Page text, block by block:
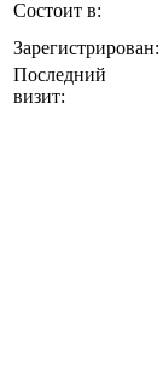
Состоит в:
Зарегистрирован:
Последний
визит: